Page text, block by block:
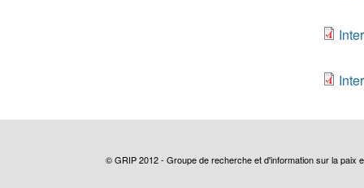
© GRIP 2012 - Groupe de recherche et d'information sur la paix